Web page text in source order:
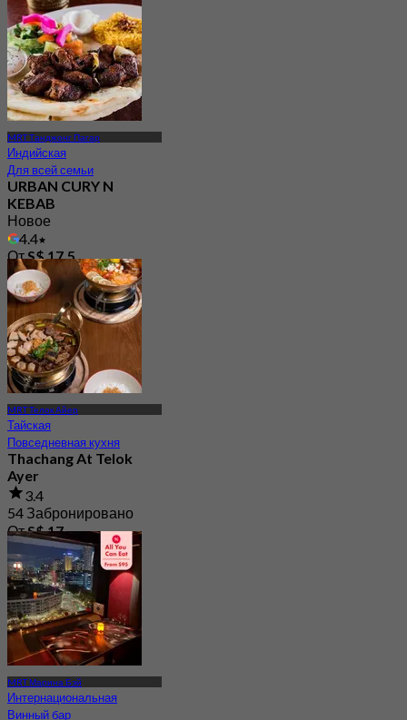
MRT Танджонг Пагар
Индийская
Для всей семьи
URBAN CURY N
KEBAB
Новое
4.4
ОтS$ 17.5
MRT Телок Айер
Тайская
Повседневная кухня
Thachang At Telok
Ayer
3.4
54 Забронировано
ОтS$ 17
MRT Марина Бэй
Интернациональная
Винный бар